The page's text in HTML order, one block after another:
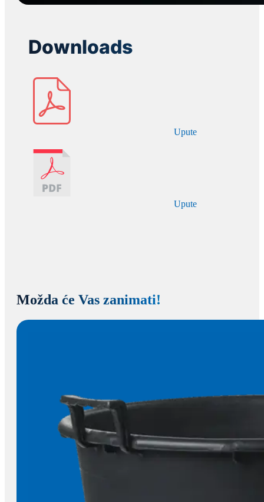
Downloads
Upute
Upute
Možda će Vas zanimati!